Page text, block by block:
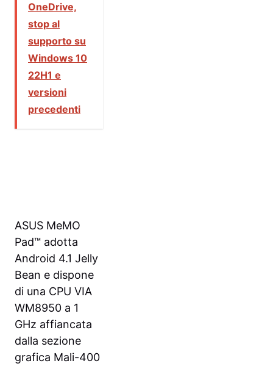
OneDrive,
stop al
supporto su
Windows 10
22H1 e
versioni
precedenti
ASUS MeMO
Pad™ adotta
Android 4.1 Jelly
Bean e dispone
di una CPU VIA
WM8950 a 1
GHz affiancata
dalla sezione
grafica Mali-400